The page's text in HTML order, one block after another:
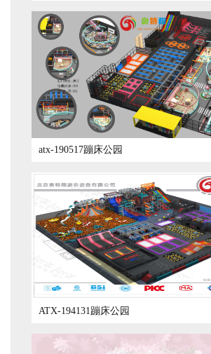
atx-190517蹦床公园
ATX-194131蹦床公园